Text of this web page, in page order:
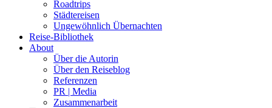
Roadtrips
Städtereisen
Ungewöhnlich Übernachten
Reise-Bibliothek
About
Über die Autorin
Über den Reiseblog
Referenzen
PR | Media
Zusammenarbeit